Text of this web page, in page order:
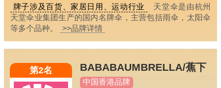
牌子涉及百货、家居日用、运动行业
天堂伞是由杭州
天堂伞业集团生产的国内名牌伞，主营包括雨伞，太阳伞
等多个品种。
>>品牌详情
第2名 BABABAUMBRELLA/蕉下
中国香港品牌